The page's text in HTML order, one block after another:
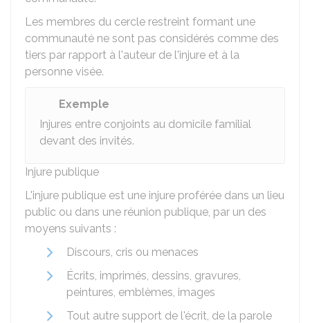
Les membres du cercle restreint formant une
communauté ne sont pas considérés comme des
tiers par rapport à l'auteur de l'injure et à la
personne visée.
Exemple
Injures entre conjoints au domicile familial
devant des invités.
Injure publique
L'injure publique est une injure proférée dans un lieu
public ou dans une réunion publique, par un des
moyens suivants :
Discours, cris ou menaces
Écrits, imprimés, dessins, gravures,
peintures, emblèmes, images
Tout autre support de l'écrit, de la parole